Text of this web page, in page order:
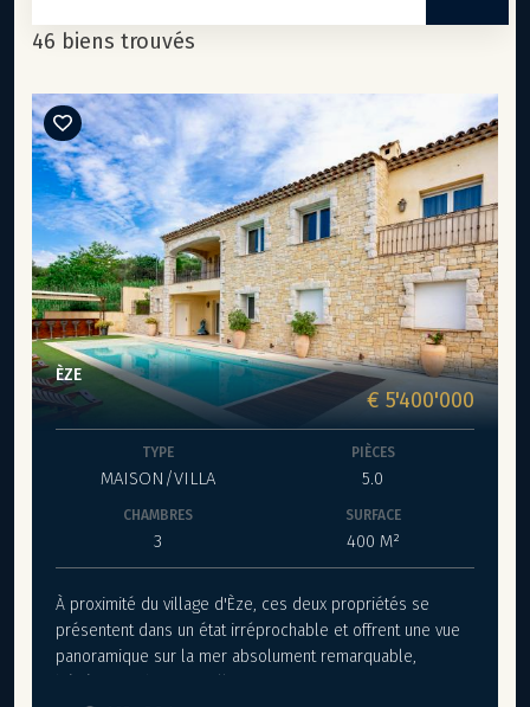
46 biens trouvés
ÈZE
€ 5'400'000
TYPE
MAISON/VILLA
PIÈCES
5.0
CHAMBRES
3
SURFACE
400 M²
À proximité du village d'Èze, ces deux propriétés se
présentent dans un état irréprochable et offrent une vue
panoramique sur la mer absolument remarquable,